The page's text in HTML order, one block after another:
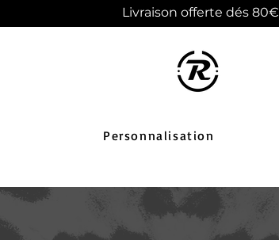
Livraison offerte dés 80€
Personnalisation